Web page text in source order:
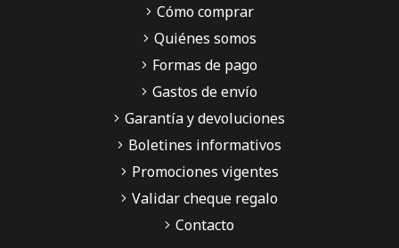
Cómo comprar
Quiénes somos
Formas de pago
Gastos de envío
Garantía y devoluciones
Boletines informativos
Promociones vigentes
Validar cheque regalo
Contacto